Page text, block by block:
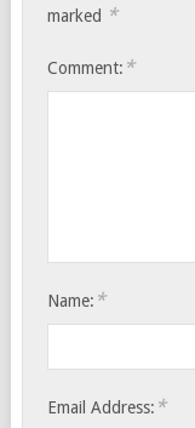
marked *
Comment: *
Name: *
Email Address: *